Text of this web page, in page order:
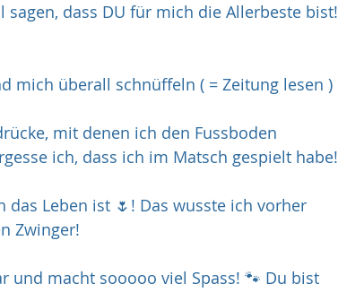
dass DU für mich die Allerbeste bist!
mich überall schnüffeln ( = Zeitung lesen )
mit denen ich den Fussboden
ich, dass ich im Matsch gespielt habe!
das Leben ist 🌷! Das wusste ich vorher
Zwinger!
und macht sooooo viel Spass! 🐾 Du bist